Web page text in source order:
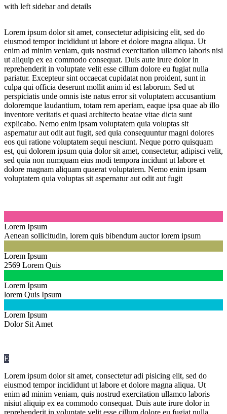
with left sidebar and details
Lorem ipsum dolor sit amet, consectetur adipisicing elit, sed do
eiusmod tempor incididunt ut labore et dolore magna aliqua. Ut
enim ad minim veniam, quis nostrud exercitation ullamco laboris nisi
ut aliquip ex ea commodo consequat. Duis aute irure dolor in
reprehenderit in voluptate velit esse cillum dolore eu fugiat nulla
pariatur. Excepteur sint occaecat cupidatat non proident, sunt in
culpa qui officia deserunt mollit anim id est laborum. Sed ut
perspiciatis unde omnis iste natus error sit voluptatem accusantium
doloremque laudantium, totam rem aperiam, eaque ipsa quae ab illo
inventore veritatis et quasi architecto beatae vitae dicta sunt
explicabo. Nemo enim ipsam voluptatem quia voluptas sit
aspernatur aut odit aut fugit, sed quia consequuntur magni dolores
eos qui ratione voluptatem sequi nesciunt. Neque porro quisquam
est, qui dolorem ipsum quia dolor sit amet, consectetur, adipisci velit,
sed quia non numquam eius modi tempora incidunt ut labore et
dolore magnam aliquam quaerat voluptatem. Nemo enim ipsam
voluptatem quia voluptas sit aspernatur aut odit aut fugit
Lorem Ipsum
Aenean sollicitudin, lorem quis bibendum auctor lorem ipsum
Lorem Ipsum
2569 Lorem Quis
Lorem Ipsum
lorem Quis Ipsum
Lorem Ipsum
Dolor Sit Amet
E
Lorem ipsum dolor sit amet, consectetur adi pisicing elit, sed do
eiusmod tempor incididunt ut labore et dolore magna aliqua. Ut
enim ad minim veniam, quis nostrud exercitation ullamco laboris
nisiut aliquip ex ea commodo consequat. Duis aute irure dolor in
reprehenderit in voluptate velit esse cillum dolore eu fugiat nulla